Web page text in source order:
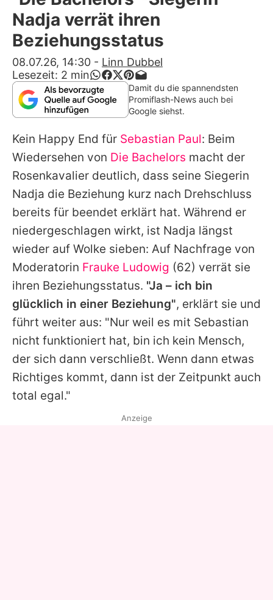
Alle Themen auf Promiflash
Jobs
App runterladen
Team
Redaktionelle Richtlinien
Impressum
Datenschutzerklärung
Nutzungsbedingungen
Utiq verwalten
Nadja verrät ihren
Beziehungsstatus
08.07.26, 14:30 - Linn Dubbel
Lesezeit: 2 min
Damit du die spannendsten
Promiflash-News auch bei
Google siehst.
Kein Happy End für Sebastian Paul: Beim
Wiedersehen von Die Bachelors macht der
Rosenkavalier deutlich, dass seine Siegerin
Nadja die Beziehung kurz nach Drehschluss
bereits für beendet erklärt hat. Während er
niedergeschlagen wirkt, ist Nadja längst
wieder auf Wolke sieben: Auf Nachfrage von
Moderatorin Frauke Ludowig (62) verrät sie
ihren Beziehungsstatus. "Ja – ich bin
glücklich in einer Beziehung", erklärt sie und
führt weiter aus: "Nur weil es mit Sebastian
nicht funktioniert hat, bin ich kein Mensch,
der sich dann verschließt. Wenn dann etwas
Richtiges kommt, dann ist der Zeitpunkt auch
total egal."
Anzeige